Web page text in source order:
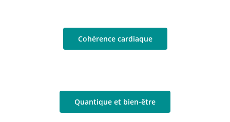
Cohérence cardiaque
Quantique et bien-être